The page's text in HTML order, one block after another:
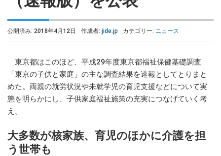
公開済み: 2018年4月12日 作成者: jide.jp カテゴリー: ニュース
東京都はこのほど、平成29年度東京都福祉保健基礎調査
「東京の子供と家庭」の主な調査結果を速報としてとりまと
めた。両親の就労状況や未就学児の育児支援などについて実
態を明らかにし、子供家庭福祉施策の充実につなげていく考
え。
大多数が核家族、育児のほかに介護を担
う世帯も